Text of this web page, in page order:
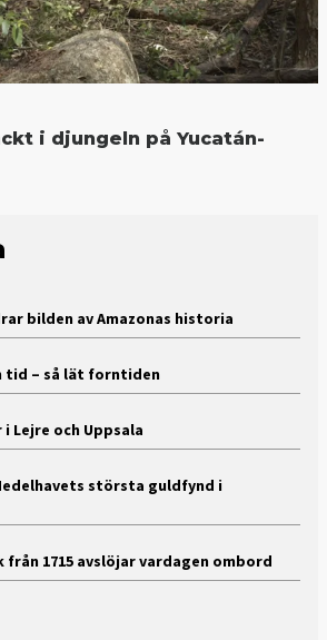
i djungeln på Yucatán-
bilden av Amazonas historia
tid – så lät forntiden
Lejre och Uppsala
största guldfynd i
från 1715 avslöjar vardagen ombord